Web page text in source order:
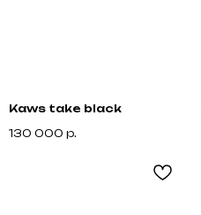
Kaws take black
130 000 р.